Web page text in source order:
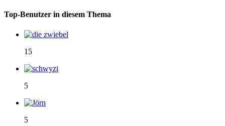
Top-Benutzer in diesem Thema
15
5
5